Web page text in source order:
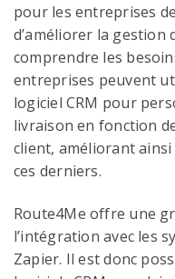
pour les entreprises
d’améliorer la gestion
comprendre les
entreprises peuvent
logiciel CRM pour
livraison en fonction
client, améliorant
ces derniers.
Route4Me offre une
l’intégration avec les
Zapier. Il est donc